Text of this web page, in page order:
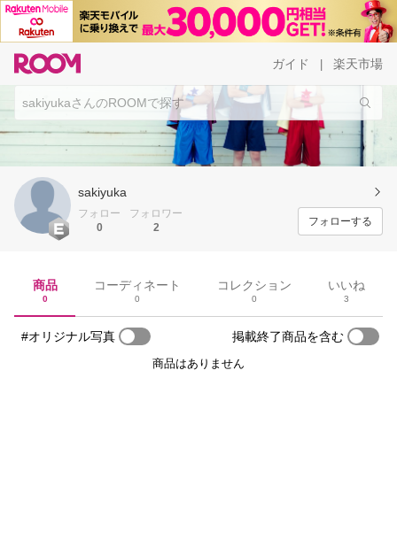
ガイド 楽天市場
sakiyuka
フォロー
0
フォロワー
2
フォローする
商品
0
コーディネート
0
コレクション
0
いいね
3
#オリジナル写真 掲載終了商品を含む
商品はありません